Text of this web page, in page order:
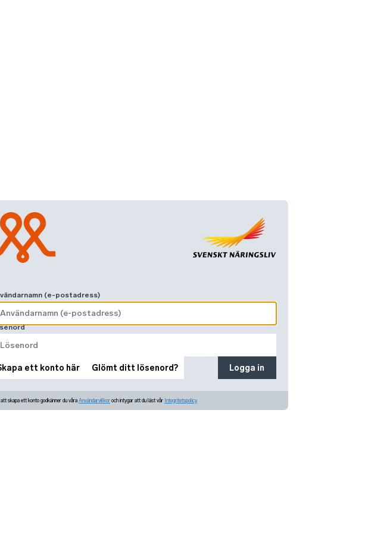
(e-postadress)
ett konto här Glömt ditt lösenord? Logga in
skapa ett konto godkänner du våra Användarvillkor och intygar att du läst vår Integritetspolicy.